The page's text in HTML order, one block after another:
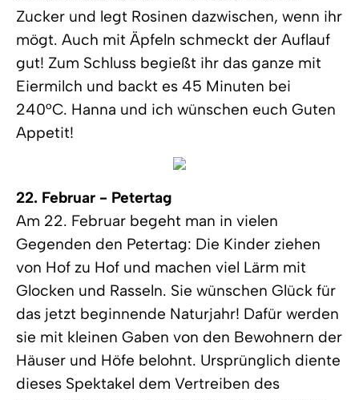
Zucker und legt Rosinen dazwischen, wenn ihr
mögt. Auch mit Äpfeln schmeckt der Auflauf
gut! Zum Schluss begießt ihr das ganze mit
Eiermilch und backt es 45 Minuten bei
240°C. Hanna und ich wünschen euch Guten
Appetit!
22. Februar - Petertag
Am 22. Februar begeht man in vielen
Gegenden den Petertag: Die Kinder ziehen
von Hof zu Hof und machen viel Lärm mit
Glocken und Rasseln. Sie wünschen Glück für
das jetzt beginnende Naturjahr! Dafür werden
sie mit kleinen Gaben von den Bewohnern der
Häuser und Höfe belohnt. Ursprünglich diente
dieses Spektakel dem Vertreiben des